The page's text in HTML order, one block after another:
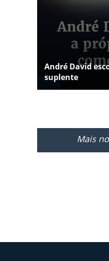
André David
suplente
Mais